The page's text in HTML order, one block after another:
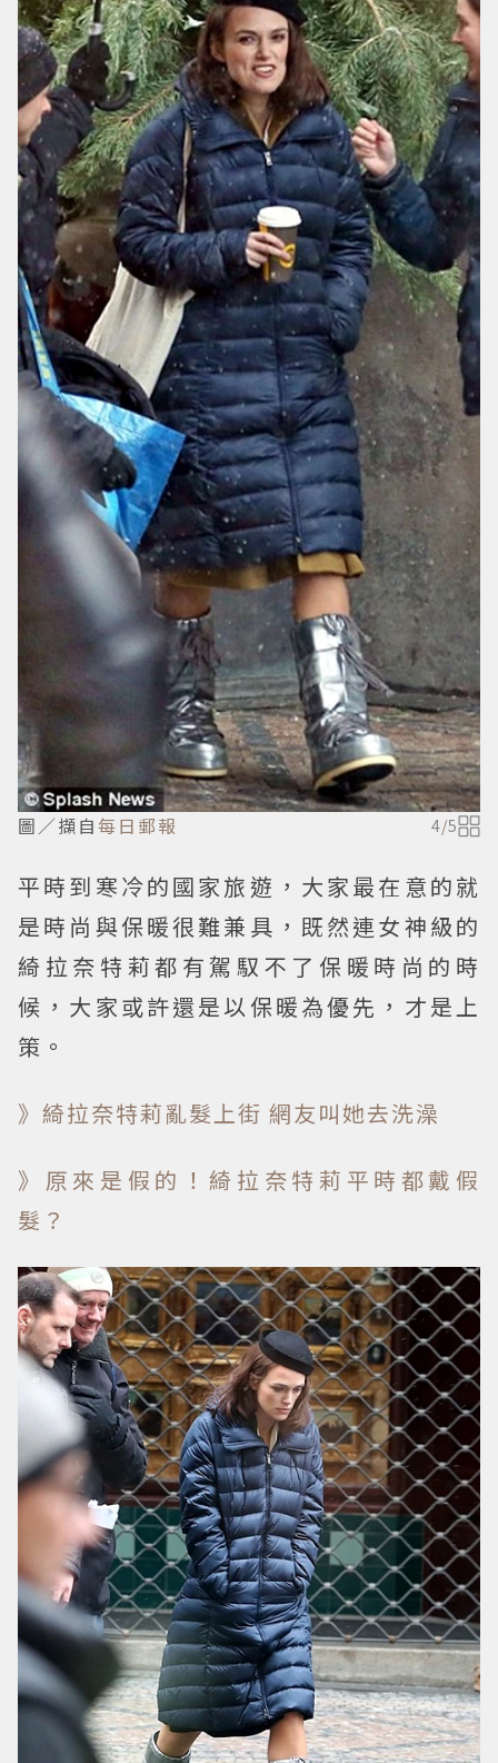
圖／擷自每日郵報 4/5
平時到寒冷的國家旅遊，大家最在意的就
是時尚與保暖很難兼具，既然連女神級的
綺拉奈特莉都有駕馭不了保暖時尚的時
候，大家或許還是以保暖為優先，才是上
策。
》綺拉奈特莉亂髮上街 網友叫她去洗澡
》原來是假的！綺拉奈特莉平時都戴假
髮？